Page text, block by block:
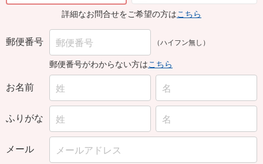
詳細なお問合せをご希望の方はこちら
郵便番号 （ハイフン無し）
郵便番号がわからない方はこちら
お名前
ふりがな
メール